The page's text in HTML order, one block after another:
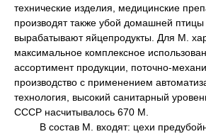
технические изделия, медицинские
производят также убой домашней птицы
вырабатывают яйцепродукты. Для М.
максимальное комплексное
ассортимент продукции, поточно-
производство с применением
технология, высокий санитарный
СССР насчитывалось 670 М.
В состав М. входят: цехи